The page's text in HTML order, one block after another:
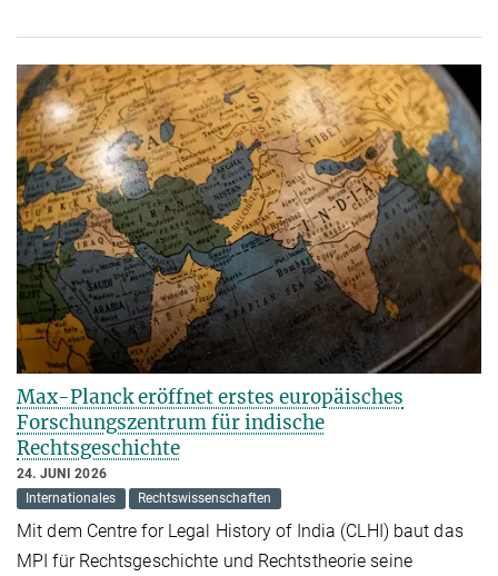
Max-Planck eröffnet erstes europäisches
Forschungszentrum für indische
Rechtsgeschichte
24. JUNI 2026
Internationales
Rechtswissenschaften
Mit dem Centre for Legal History of India (CLHI) baut das
MPI für Rechtsgeschichte und Rechtstheorie seine